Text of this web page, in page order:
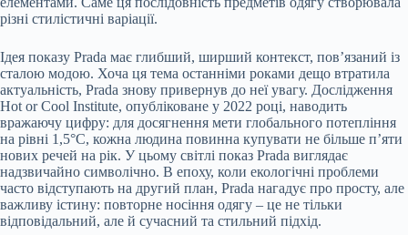
різні стилістичні варіації.
Ідея показу Prada має глибший, ширший контекст, пов’язаний із
сталою модою. Хоча ця тема останніми роками дещо втратила
актуальність, Prada знову привернув до неї увагу. Дослідження
Hot or Cool Institute, опубліковане у 2022 році, наводить
вражаючу цифру: для досягнення мети глобального потепління
на рівні 1,5°C, кожна людина повинна купувати не більше п’яти
нових речей на рік. У цьому світлі показ Prada виглядає
надзвичайно символічно. В епоху, коли екологічні проблеми
часто відступають на другий план, Prada нагадує про просту, але
важливу істину: повторне носіння одягу – це не тільки
відповідальний, але й сучасний та стильний підхід.